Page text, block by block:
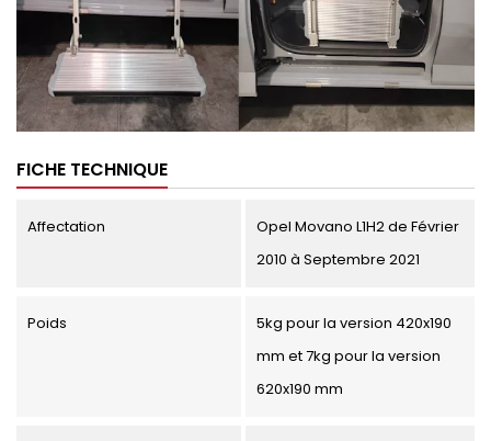
FICHE TECHNIQUE
Affectation
Opel Movano L1H2 de Février
2010 à Septembre 2021
Poids
5kg pour la version 420x190
mm et 7kg pour la version
620x190 mm